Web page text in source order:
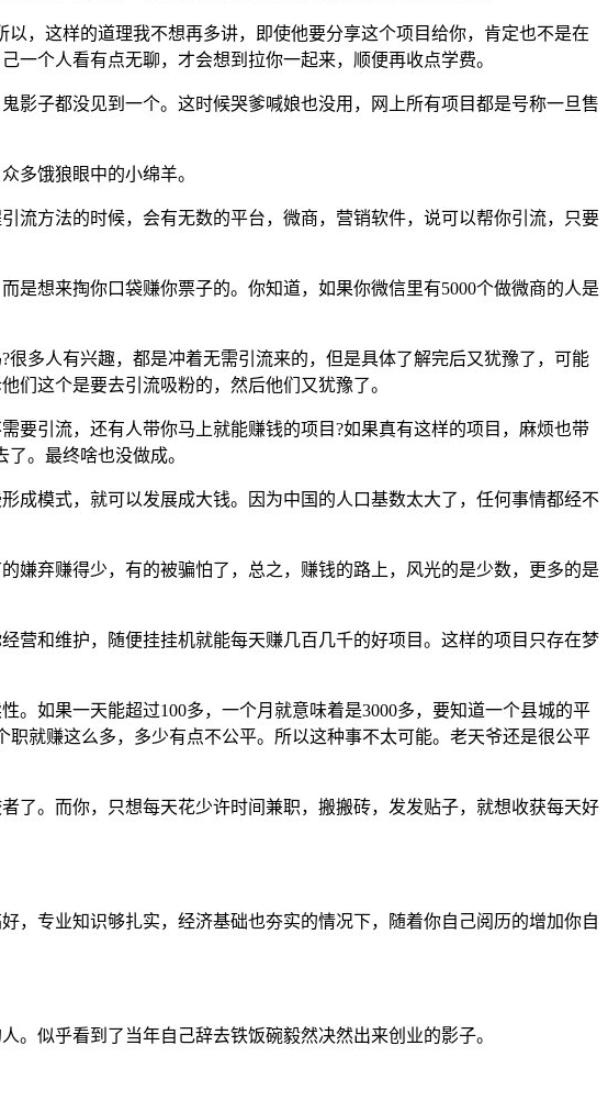
，这样的道理我不想再多讲，即使他要分享这个项目给你，肯定也不是在
个人看有点无聊，才会想到拉你一起来，顺便再收点学费。
影子都没见到一个。这时候哭爹喊娘也没用，网上所有项目都是号称一旦售
多饿狼眼中的小绵羊。
流方法的时候，会有无数的平台，微商，营销软件，说可以帮你引流，只要
想来掏你口袋赚你票子的。你知道，如果你微信里有5000个做微商的人是
多人有兴趣，都是冲着无需引流来的，但是具体了解完后又犹豫了，可能
们这个是要去引流吸粉的，然后他们又犹豫了。
要引流，还有人带你马上就能赚钱的项目?如果真有这样的项目，麻烦也带
。最终啥也没做成。
成模式，就可以发展成大钱。因为中国的人口基数太大了，任何事情都经不
嫌弃赚得少，有的被骗怕了，总之，赚钱的路上，风光的是少数，更多的是
营和维护，随便挂挂机就能每天赚几百几千的好项目。这样的项目只存在梦
如果一天能超过100多，一个月就意味着是3000多，要知道一个县城的平
就赚这么多，多少有点不公平。所以这种事不太可能。老天爷还是很公平
了。而你，只想每天花少许时间兼职，搬搬砖，发发贴子，就想收获每天好
，专业知识够扎实，经济基础也夯实的情况下，随着你自己阅历的增加你自
似乎看到了当年自己辞去铁饭碗毅然决然出来创业的影子。